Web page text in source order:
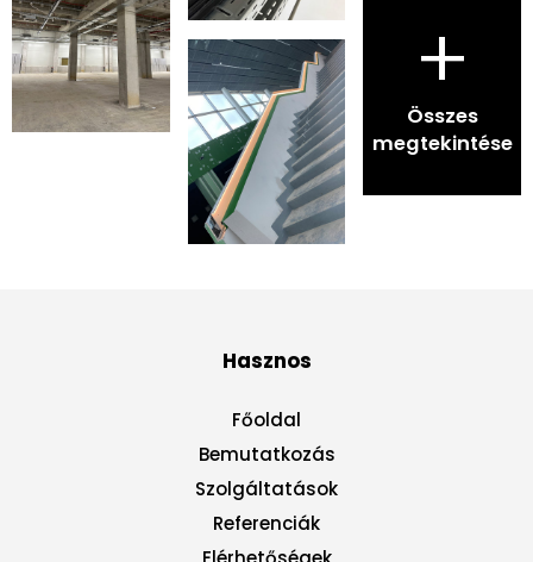
+
Összes
megtekintése
Hasznos
Főoldal
Bemutatkozás
Szolgáltatások
Referenciák